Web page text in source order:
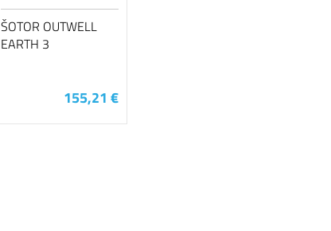
ŠOTOR OUTWELL
EARTH 3
155,21 €